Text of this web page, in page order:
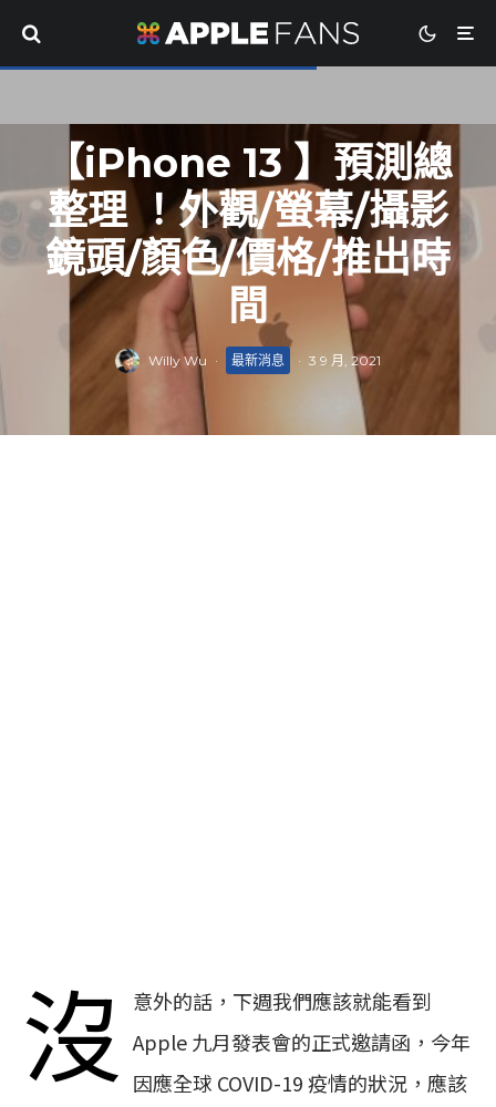
【iPhone 13 】預測總
整理 ！外觀/螢幕/攝影
鏡頭/顏色/價格/推出時
間
Willy Wu · 最新消息 · 3 9 月, 2021
沒
意外的話，下週我們應該就能看到
Apple 九月發表會的正式邀請函，今年
因應全球 COVID-19 疫情的狀況，應該